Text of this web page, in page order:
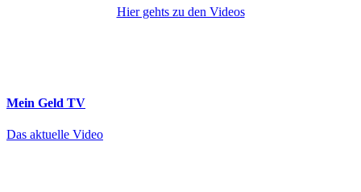
Hier gehts zu den Videos
Mein Geld TV
Das aktuelle Video